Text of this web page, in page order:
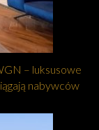
– luksusowe
nabywców